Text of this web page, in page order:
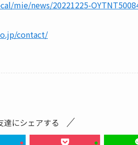
mie/news/20221225-
contact/
達にシェアする